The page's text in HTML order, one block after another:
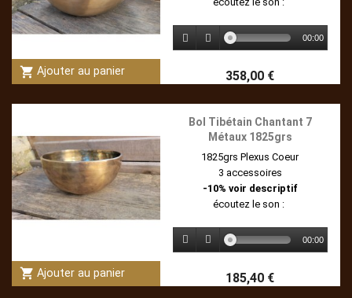
shopping_cart Ajouter au panier
00:00
358,00 €
shopping_cart Ajouter au panier
Bol Tibétain Chantant 7
Métaux 1825grs
1825grs Plexus Coeur
3 accessoires
-10% voir descriptif
écoutez le son :
00:00
185,40 €